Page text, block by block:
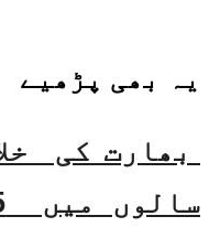
یہ بھی پڑھیے